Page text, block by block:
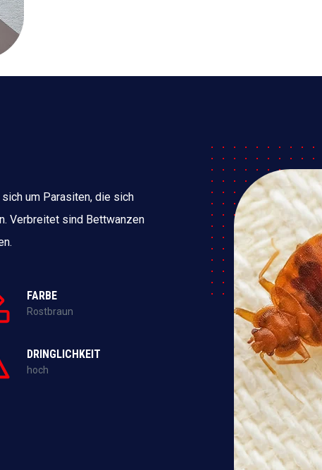
um Parasiten, die sich
Verbreitet sind Bettwanzen
FARBE
Rostbraun
DRINGLICHKEIT
hoch